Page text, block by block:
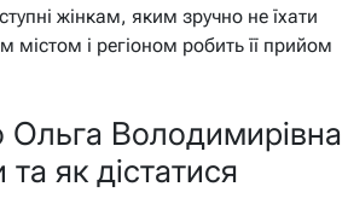
жінкам, яким зручно не їхати
і регіоном робить її прийом
Володимирівна
як дістатися